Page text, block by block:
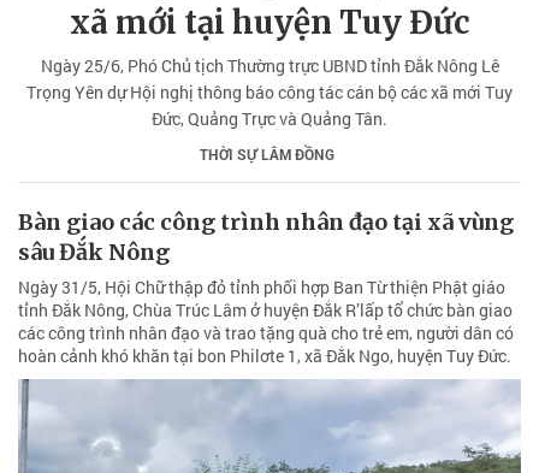
xã mới tại huyện Tuy Đức
Ngày 25/6, Phó Chủ tịch Thường trực UBND tỉnh Đắk Nông Lê
Trọng Yên dự Hội nghị thông báo công tác cán bộ các xã mới Tuy
Đức, Quảng Trực và Quảng Tân.
THỜI SỰ LÂM ĐỒNG
Bàn giao các công trình nhân đạo tại xã vùng
sâu Đắk Nông
Ngày 31/5, Hội Chữ thập đỏ tỉnh phối hợp Ban Từ thiện Phật giáo
tỉnh Đắk Nông, Chùa Trúc Lâm ở huyện Đắk R’lấp tổ chức bàn giao
các công trình nhân đạo và trao tặng quà cho trẻ em, người dân có
hoàn cảnh khó khăn tại bon Philơte 1, xã Đắk Ngo, huyện Tuy Đức.